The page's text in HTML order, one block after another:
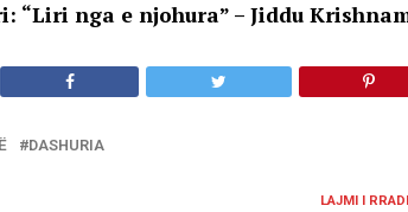
“Liri nga e njohura” – Jiddu
DASHURIA
LAJMI I